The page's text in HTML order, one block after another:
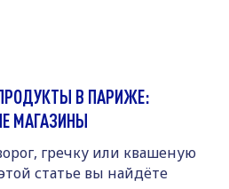
В ПАРИЖЕ:
МАГАЗИНЫ
гречку или квашеную
статье вы найдёте